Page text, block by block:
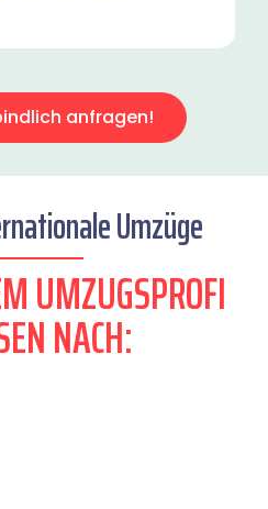
anfragen!
Umzüge
UMZUGSPROFI
NACH: